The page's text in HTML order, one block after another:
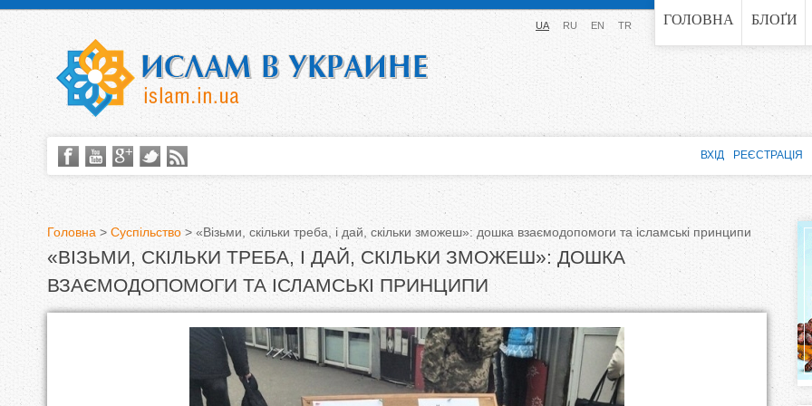
Jump to navigation ГОЛОВНА БЛОҐИ
UA RU EN TR
В
и
Головна > Суспільство> «Візьми, скільки треба, і дай, скільки зможеш»: дошка взаємодопомоги та ісламські принципи
«ВІЗЬМИ, СКІЛЬКИ ТРЕБА, І ДАЙ, СКІЛЬКИ ЗМОЖЕШ»: ДОШКА
ВЗАЄМОДОПОМОГИ ТА ІСЛАМСЬКІ ПРИНЦИПИ
ВХІД РЕЄСТРАЦІЯ